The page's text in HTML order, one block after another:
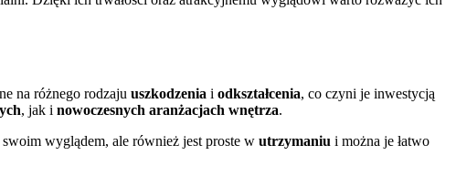
na różnego rodzaju uszkodzenia i odkształcenia, co czyni je inwestycją
, jak i nowoczesnych aranżacjach wnętrza.
wyglądem, ale również jest proste w utrzymaniu i można je łatwo